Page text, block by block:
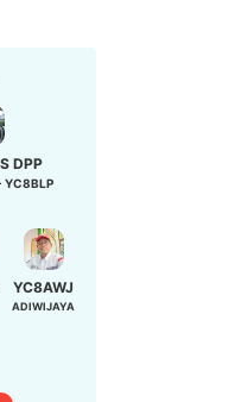
DPP
YC8BLP
YC8AWJ
ADIWIJAYA